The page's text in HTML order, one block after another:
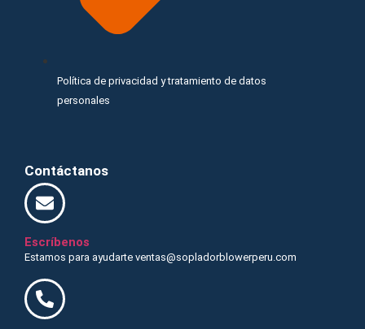
Política de privacidad y tratamiento de datos
personales
Contáctanos
Escríbenos
Estamos para ayudarte ventas@sopladorblowerperu.com